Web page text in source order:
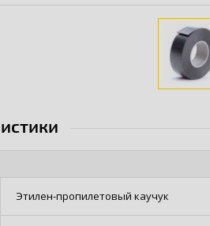
Этилен-пропилетовый каучук